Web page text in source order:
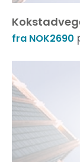
fra NOK2690